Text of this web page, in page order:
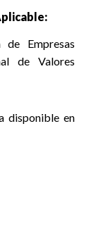
Empresas
de Valores
disponible en